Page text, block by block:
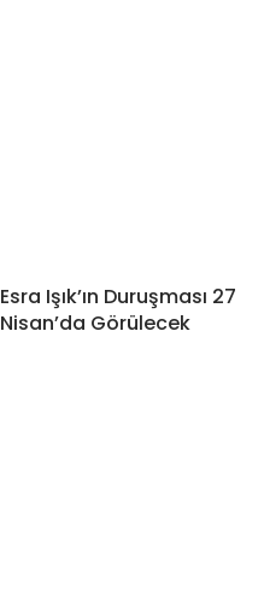
Esra Işık’ın Duruşması 27
Nisan’da Görülecek